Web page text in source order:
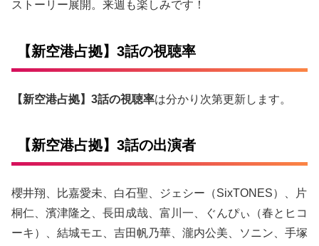
ストーリー展開。来週も楽しみです！
【新空港占拠】3話の視聴率
【新空港占拠】3話の視聴率は分かり次第更新します。
【新空港占拠】3話の出演者
櫻井翔、比嘉愛未、白石聖、ジェシー（SixTONES）、片
桐仁、濱津隆之、長田成哉、富川一、ぐんぴぃ（春とヒコ
ーキ）、結城モエ、吉田帆乃華、瀧内公美、ソニン、手塚